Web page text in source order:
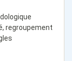
regroupement